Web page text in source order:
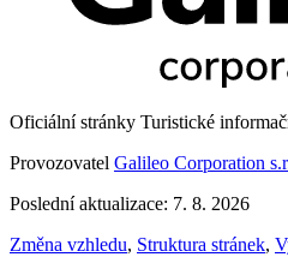
Oficiální stránky Turistické
Provozovatel Galileo Corporation
Poslední aktualizace: 7. 8. 2026
Změna vzhledu, Struktura stránek,